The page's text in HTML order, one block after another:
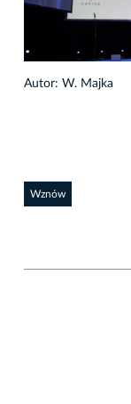
Autor: W. Majka
Wznów